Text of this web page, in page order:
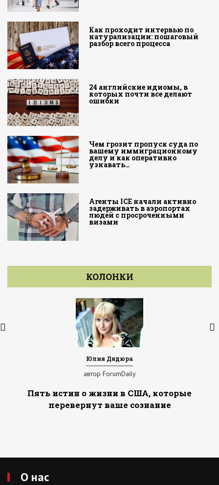
Как проходит интервью по
натурализации: пошаговый
разбор всего процесса
24 английские идиомы, в
которых почти все делают
ошибки
Чем грозит пропуск суда по
вашему иммиграционному
делу и как оперативно
узнавать…
Агенты ICE начали активно
задерживать в аэропортах
людей с просроченными
визами
КОЛОНКИ
Юлия Дядюра
автор ForumDaily
Пять истин о жизни в США, которые
перевернут ваше сознание
О нас